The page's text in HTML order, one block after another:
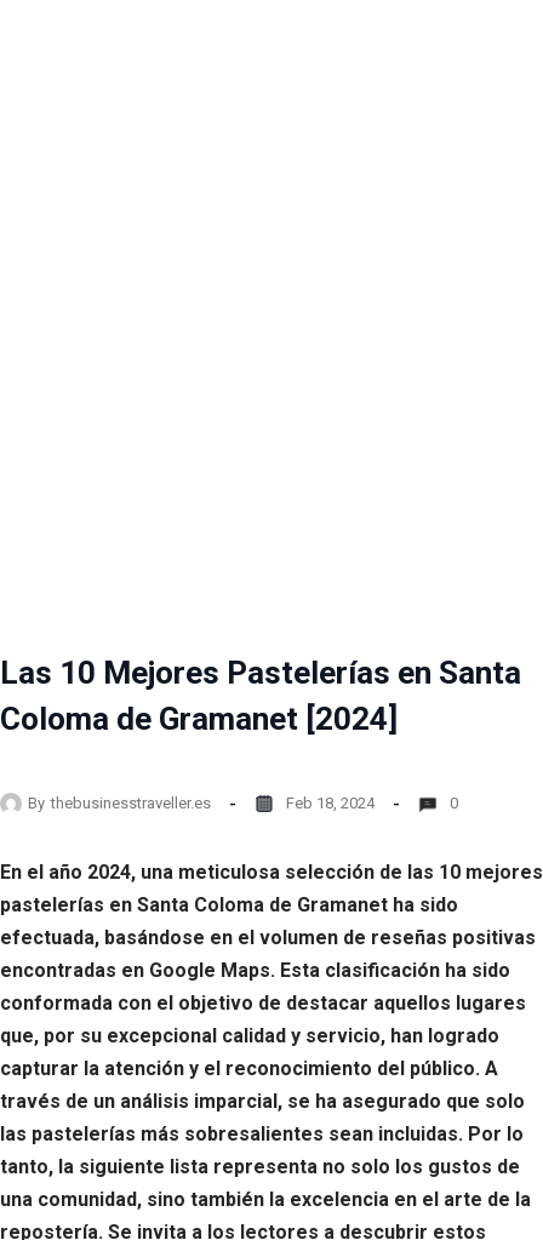
Las 10 Mejores Pastelerías en Santa
Coloma de Gramanet [2024]
By thebusinesstraveller.es Feb 18, 2024 0
En el año 2024, una meticulosa selección de las 10 mejores
pastelerías en Santa Coloma de Gramanet ha sido
efectuada, basándose en el volumen de reseñas positivas
encontradas en Google Maps. Esta clasificación ha sido
conformada con el objetivo de destacar aquellos lugares
que, por su excepcional calidad y servicio, han logrado
capturar la atención y el reconocimiento del público. A
través de un análisis imparcial, se ha asegurado que solo
las pastelerías más sobresalientes sean incluidas. Por lo
tanto, la siguiente lista representa no solo los gustos de
una comunidad, sino también la excelencia en el arte de la
repostería. Se invita a los lectores a descubrir estos